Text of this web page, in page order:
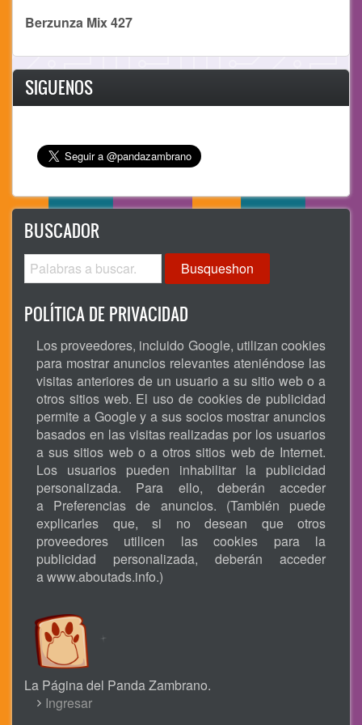
Berzunza Mix 427
SIGUENOS
BUSCADOR
Busqueshon
POLÍTICA DE PRIVACIDAD
Los proveedores, incluido Google, utilizan cookies
para mostrar anuncios relevantes ateniéndose las
visitas anteriores de un usuario a su sitio web o a
otros sitios web. El uso de cookies de publicidad
permite a Google y a sus socios mostrar anuncios
basados en las visitas realizadas por los usuarios
a sus sitios web o a otros sitios web de Internet.
Los usuarios pueden inhabilitar la publicidad
personalizada. Para ello, deberán acceder
a Preferencias de anuncios. (También puede
explicarles que, si no desean que otros
proveedores utilicen las cookies para la
publicidad personalizada, deberán acceder
awww.aboutads.info.)
La Página del Panda Zambrano.
USERIngresar